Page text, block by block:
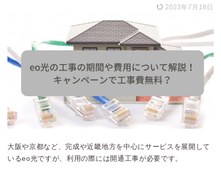
2023年7月18日
大阪や京都など、完成や近畿地方を中心にサービスを展開して
いるeo光ですが、利用の際には開通工事が必要です。